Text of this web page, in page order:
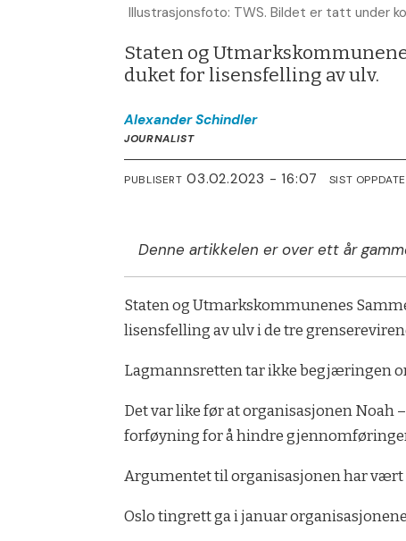
Illustrasjonsfoto: TWS. Bildet er tatt under
Staten og
duket for lisensfelling av ulv.
Alexander Schindler
JOURNALIST
PUBLISERT 03.02.2023 - 16:07 SIST
Denne artikkelen er over ett år
Staten og Utmarkskommunenes
lisensfelling av ulv i de tre
Lagmannsretten tar ikke begjæringen
Det var like før at organisasjonen Noah
forføyning for å hindre
Argumentet til organisasjonen har vært
Oslo tingrett ga i januar